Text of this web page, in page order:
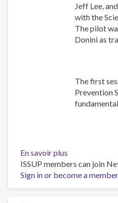
Jeff Lee,
with the
The pilot
Donini as
The first
Prevention
En savoir plus
Building
Prevention
Capacity:
ISSUP members can join
Sign inor become a member